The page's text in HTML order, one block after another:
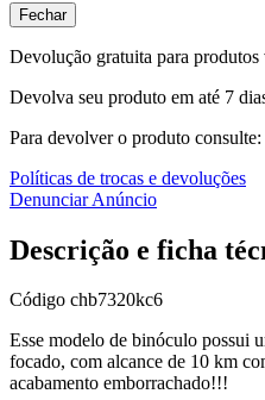
Fechar
Devolução gratuita para
Devolva seu produto em até 7
Para devolver o produto consulte:
Políticas de trocas e devoluções
Denunciar Anúncio
Descrição e ficha
Código chb7320kc6
Esse modelo de binóculo possui
focado, com alcance de 10 km
acabamento emborrachado!!!